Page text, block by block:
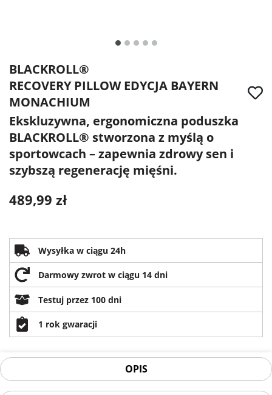
BLACKROLL®
RECOVERY PILLOW EDYCJA BAYERN
MONACHIUM
Ekskluzywna, ergonomiczna poduszka
BLACKROLL® stworzona z myślą o
sportowcach – zapewnia zdrowy sen i
szybszą regenerację mięśni.
489,99 zł
Wysyłka w ciągu 24h
Darmowy zwrot w ciągu 14 dni
Testuj przez 100 dni
1 rok gwaracji
OPIS